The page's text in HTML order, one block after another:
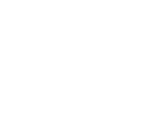
de la Rive Droite et aux